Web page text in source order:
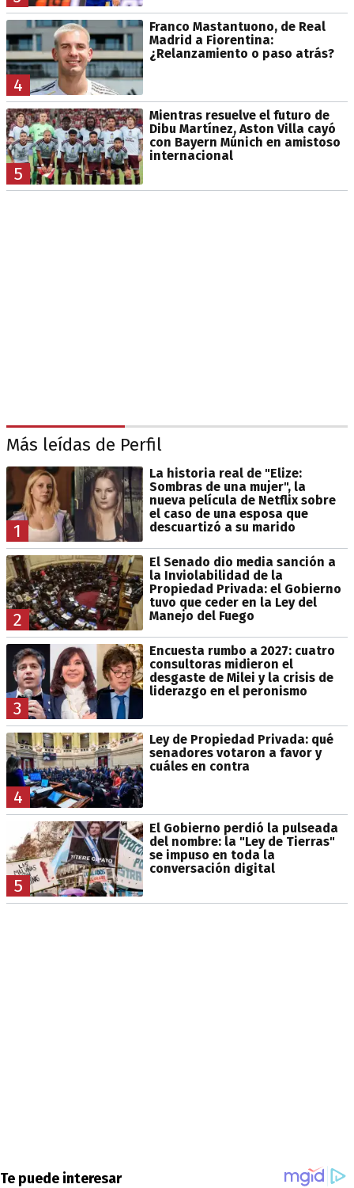
4
Franco Mastantuono, de Real
Madrid a Fiorentina:
¿Relanzamiento o paso atrás?
5
Mientras resuelve el futuro de
Dibu Martínez, Aston Villa cayó
con Bayern Múnich en amistoso
internacional
Más leídas de Perfil
1
La historia real de "Elize:
Sombras de una mujer", la
nueva película de Netflix sobre
el caso de una esposa que
descuartizó a su marido
2
El Senado dio media sanción a
la Inviolabilidad de la
Propiedad Privada: el Gobierno
tuvo que ceder en la Ley del
Manejo del Fuego
3
Encuesta rumbo a 2027: cuatro
consultoras midieron el
desgaste de Milei y la crisis de
liderazgo en el peronismo
4
Ley de Propiedad Privada: qué
senadores votaron a favor y
cuáles en contra
5
El Gobierno perdió la pulseada
del nombre: la "Ley de Tierras"
se impuso en toda la
conversación digital